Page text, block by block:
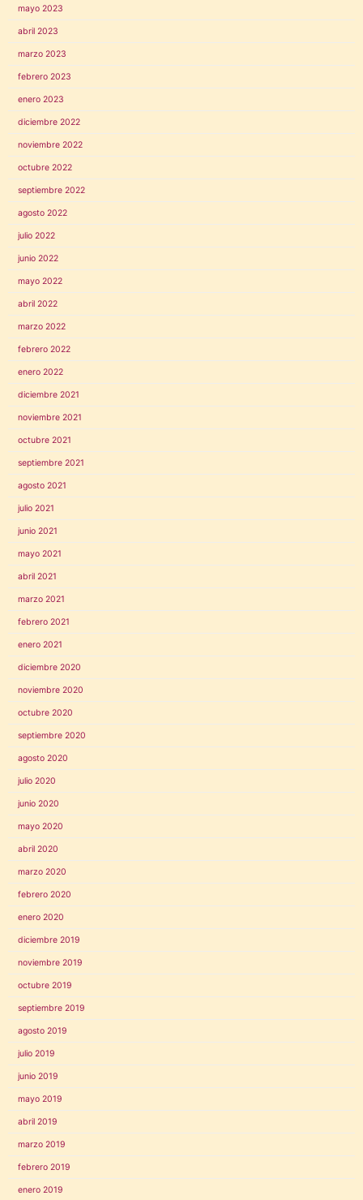
mayo 2023
abril 2023
marzo 2023
febrero 2023
enero 2023
diciembre 2022
noviembre 2022
octubre 2022
septiembre 2022
agosto 2022
julio 2022
junio 2022
mayo 2022
abril 2022
marzo 2022
febrero 2022
enero 2022
diciembre 2021
noviembre 2021
octubre 2021
septiembre 2021
agosto 2021
julio 2021
junio 2021
mayo 2021
abril 2021
marzo 2021
febrero 2021
enero 2021
diciembre 2020
noviembre 2020
octubre 2020
septiembre 2020
agosto 2020
julio 2020
junio 2020
mayo 2020
abril 2020
marzo 2020
febrero 2020
enero 2020
diciembre 2019
noviembre 2019
octubre 2019
septiembre 2019
agosto 2019
julio 2019
junio 2019
mayo 2019
abril 2019
marzo 2019
febrero 2019
enero 2019